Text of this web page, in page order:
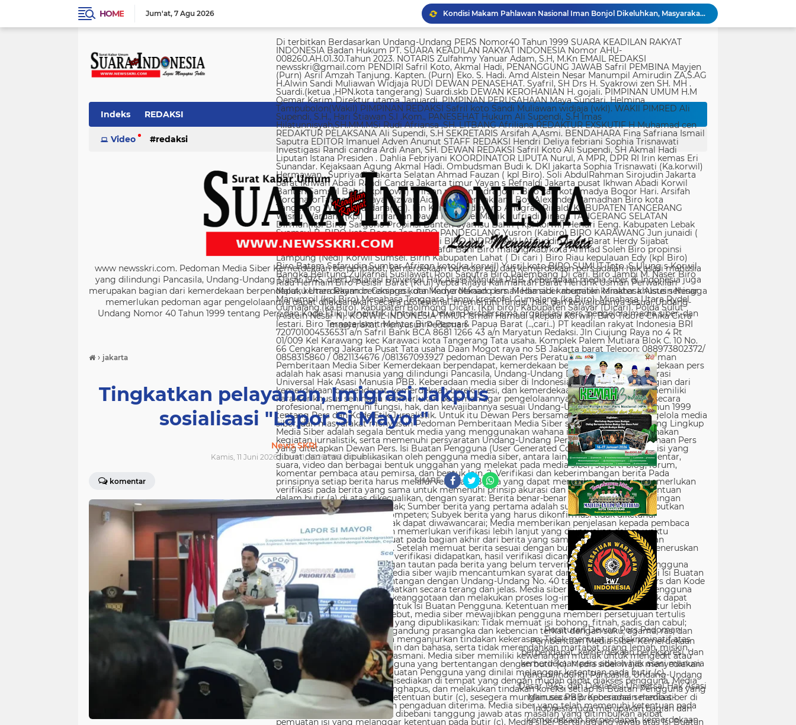
HOME Jum'at 7 Agu 2026
Kondisi Makam Pahlawan Nasional Iman Bonjol Dikeluhkan, Masyarakat Harap Pemerintah Segera Lakukan Pembenahan
PWI Kota Tangerang Serahkan SK ke Kesbangpol, Wawan Fauzi: Peran Media Bisa Berdampak Besar hingga Fatal
KAPOLDA JABAR TINJAU LAHAN PENANAMAN BIBIT BAWANG PUTIH DI CIATER, DUKUNG PROGRAM KETAHANAN PANGAN NASIONAL
Yusril sebut hukuman mati koruptor sudah diatur dalam Undang-Undang
Imigrasi Semarang deportasi empat warga China buronan pemerintah
Di terbitkan Berdasarkan Undang-Undang PERS Nomor40 Tahun 1999 SUARA KEADILAN RAKYAT INDONESIA Badan Hukum PT. SUARA KEADILAN RAKYAT INDONESIA Nomor AHU-008260.AH.01.30.Tahun 2023. NOTARIS Zulfahmy Yanuar Adam, S.H, M.Kn EMAIL REDAKSI newsskri@gmail.com PENDIRI Safril Koto, Akmal Hadi, PENANGGUNG JAWAB Safril PEMBINA Mayjen (Purn) Asril Amzah Tanjung. Kapten. (Purn) Eko. S. Hadi. Amd Alstein Nesar Manumpil Amirudin ZA,S.AG H.Alwin Sandi Muliawan Widjaja RUDI DEWAN PENASEHAT. Syafril, SH Drs H. Syakrowi zen SH. MH . Suardi.(ketua ,HPN.kota tangerang) Suardi.skb DEWAN KEROHANIAN H. gojali. PIMPINAN UMUM H.M Qemar Karim Direktur utama Januardi. PIMPINAN PERUSAHAAN Maya Sundari. Helmina Tampubolon(Wakil) PIMPINAN REDAKSI Safril koto Sandi Muliawan widjaja (wkl). WAKIl PIMRED Ali Supendi, S.H., Hari Stiawan S.I .Kom., PANESEHAT Hukum Ali Supendi, S.H Imas Hilatunnisyah,SH.MM.MSi Rudi Afriansa ,SH. LITBANG Afriliana REDAKTUR EXSKUTIF H Muhamad cen REDAKTUR PELAKSANA Ali Supendi, S.H SEKRETARIS Arsifah A,Asmi. BENDAHARA Fina Safriana Ismail Saputra EDITOR Imanuel Adven Anunut STAFF REDAKSI Hendri Deliya febriani Sophia Trisnawati Investigasi Randi candra Ardi Anan, SH. DEWAN REDAKSI Safril Koto Ali Supendi, SH Akmal Hadi Liputan Istana Presiden . Dahlia Febriyani KOORDINATOR LIPUTA Nurul, A MPR, DPR RI Irin kemas Eri Sunandar. Kejaksaan Agung Akmal Hadi. Ombudsman Budi k. DKI jakarta Sophia Trisnawati (Ka.korwil) Hermawan . Supriyadi. Jakarta Selatan Ahmad Fauzan ( kpl Biro). Soli AbdulRahman Sirojudin Jakarta barat Ikhwan Abadi Randi Candra Jakarta timur Yayan s Refnaldi Jakarta pusat Ikhwan Abadi Korwil Banten Samsul Bahri (kpl kowil) Wirson risman Indra joni . Biro kab/kota madya Bogor Hari. Arsifah KordinatorTangerang raya Rizwan Aidil ( kpl. Perwakilan). Boy Alexander Ramadhan Biro kota Tangerang Wisnu Wardana(kpl). Irin Kamas Andriyano Anugrah Rinaldi KABUPATEN TANGERANG Wisnu Wardana (kpl) Nuriyaman David Natanael Manik Sufriadi Sinaga TANGERANG SELATAN Dirman(kpl Biro) Sargono Propinsi Banten Syamsu Bahri ( kpl korwil) Hendri Eeng. Kabupaten Lebak Syamsul B. BIRO kota Bogor Jon BIRO PANDEGLANG Yusron (Kabiro) BIRO KARAWANG Jun junaidi ( kpl Biro) Ugi . BIRO KUNINGAN Nurhadi BIRO INDRAMAYU Afifuddin Jawa Barat Herdy Sijabat (kapowil). BIRO JAWA TIMUR Sofiyan Saful Bahi Biro malang kab/kota Ahmad Soleh Biro propinsi Lampung (Nedi) Korwil Sumsel. Birin Kabupaten Lahat ( Di cari ) Biro Riau kepulauan Edy (kpl Biro) Biro Batam Safarudin Sumbar Afrizon koto(ka korwil) Yusril koto BIRO SUMUT Toto. S Ulung s Korwil Bangka Belitung Zulkarnai Susilawati Roni Saputra Biro Palembang Di cari. Biro Jambi M. Naser Biro Riau Hermain Biro Pesisir Barat (Krui) yepta Rijaya Kalimantan Barat Hendrik Usman Perwakilan Maluku Utara Raymon Caniago kota Madya Manado Ismail Hamadi kabupaten Minahasa Alstein Nesar Manumpil (kpl Biro) Menahasa Tenggara Hanny krestofel Gumalang (ka.Biro). Minahasa Utara Rydel Gumalang.(ka.Biro). kabupaten Bolmong Dicari. (Kpl biro). Kabupaten Salayar (Dicari). Polda Sulut (Alstein Nesar N). KORWIL INDONESIA TIMUR Ismail Hamadi .(kepala Korwil). Biro Tidore Chika Citra lestari. Biro Ternate Ismit Mohtar Biro Papua & Papua Barat (..,cari..) PT keadilan rakyat Indonesia BRI 720701004536531 a/n Safril Bank BCA 8681 1266 43 a/n Maryatun Redaksi. Jln Ciujung Raya no 4 Rt 01/009 Kel Karawang kec Karawaci kota Tangerang Tata usaha. Komplek Palem Mutiara Blok C. 10 No. 66 Cengkareng Jakarta Pusat Tata usaha Daan Mogot raya no 5B Jakarta barat Telepon: 088973802372/ 0858315860 / 0821134676 /081367093927 pedoman Dewan Pers Peraturan Dewan Pers Pedoman Pemberitaan Media Siber Kemerdekaan berpendapat, kemerdekaan berekspresi, dan kemerdekaan pers adalah hak asasi manusia yang dilindungi Pancasila, Undang-Undang Dasar 1945, dan Deklarasi Universal Hak Asasi Manusia PBB. Keberadaan media siber di Indonesia juga merupakan bagian dari kemerdekaan berpendapat, kemerdekaan berekspresi, dan kemerdekaan pers. Media siber memiliki karakter khusus sehingga memerlukan pedoman agar pengelolaannya dapat dilaksanakan secara profesional, memenuhi fungsi, hak, dan kewajibannya sesuai Undang-Undang Nomor 40 Tahun 1999 tentang Pers dan Kode Etik Jurnalistik. Untuk itu Dewan Pers bersama organisasi pers, pengelola media siber, dan masyarakat menyusun Pedoman Pemberitaan Media Siber sebagai berikut: 1. Ruang Lingkup Media Siber adalah segala bentuk media yang menggunakan wahana internet dan melaksanakan kegiatan jurnalistik, serta memenuhi persyaratan Undang-Undang Pers dan Standar Perusahaan Pers yang ditetapkan Dewan Pers. Isi Buatan Pengguna (User Generated Content) adalah segala isi yang dibuat dan atau dipublikasikan oleh pengguna media siber, antara lain, artikel, gambar, komentar, suara, video dan berbagai bentuk unggahan yang melekat pada media siber, seperti blog, forum, komentar pembaca atau pemirsa, dan bentuk lain. 2. Verifikasi dan keberimbangan berita Pada prinsipnya setiap berita harus melalui verifikasi. Berita yang dapat merugikan pihak lain memerlukan verifikasi pada berita yang sama untuk memenuhi prinsip akurasi dan keberimbangan. Ketentuan dalam butir (a) di atas dikecualikan, dengan syarat: Berita benar-benar mengandung kepentingan publik yang bersifat mendesak; Sumber berita yang pertama adalah sumber yang jelas disebutkan identitasnya, kredibel dan kompeten; Subyek berita yang harus dikonfirmasi tidak diketahui keberadaannya dan atau tidak dapat diwawancarai; Media memberikan penjelasan kepada pembaca bahwa berita tersebut masih memerlukan verifikasi lebih lanjut yang diupayakan dalam waktu secepatnya. Penjelasan dimuat pada bagian akhir dari berita yang sama, di dalam kurung dan menggunakan huruf miring. Setelah memuat berita sesuai dengan butir (c), media wajib meneruskan upaya verifikasi, dan setelah verifikasi didapatkan, hasil verifikasi dicantumkan pada berita pemutakhiran (update) dengan tautan pada berita yang belum terverifikasi. 3. Isi Buatan Pengguna (User Generated Content) Media siber wajib mencantumkan syarat dan ketentuan mengenai Isi Buatan Pengguna yang tidak bertentangan dengan Undang-Undang No. 40 tahun 1999 tentang Pers dan Kode Etik Jurnalistik, yang ditempatkan secara terang dan jelas. Media siber mewajibkan setiap pengguna untuk melakukan registrasi keanggotaan dan melakukan proses log-in terlebih dahulu untuk dapat mempublikasikan semua bentuk Isi Buatan Pengguna. Ketentuan mengenai log-in akan diatur lebih lanjut. Dalam registrasi tersebut, media siber mewajibkan pengguna memberi persetujuan tertulis bahwa Isi Buatan Pengguna yang dipublikasikan: Tidak memuat isi bohong, fitnah, sadis dan cabul; Tidak memuat isi yang mengandung prasangka dan kebencian terkait dengan suku, agama, ras, dan antargolongan (SARA), serta menganjurkan tindakan kekerasan; Tidak memuat isi diskriminatif atas dasar perbedaan jenis kelamin dan bahasa, serta tidak merendahkan martabat orang lemah, miskin, sakit, cacat jiwa, atau cacat jasmani. Media siber memiliki kewenangan mutlak untuk mengedit atau menghapus Isi Buatan Pengguna yang bertentangan dengan butir (c). Media siber wajib menyediakan mekanisme pengaduan Isi Buatan Pengguna yang dinilai melanggar ketentuan pada butir (c). Mekanisme tersebut harus disediakan di tempat yang dengan mudah dapat diakses pengguna. Media siber wajib menyunting, menghapus, dan melakukan tindakan koreksi setiap Isi Buatan Pengguna yang dilaporkan dan melanggar ketentuan butir (c), sesegera mungkin secara proporsional selambat-lambatnya 2 x 24 jam setelah pengaduan diterima. Media siber yang telah memenuhi ketentuan pada butir (a), (b), (c), dan (f) tidak dibebani tanggung jawab atas masalah yang ditimbulkan akibat pemuatan isi yang melanggar ketentuan pada butir (c). Media siber bertanggung jawab atas Isi Buatan Pengguna yang dilaporkan bila tidak mengambil tindakan koreksi setelah batas waktu sebagaimana tersebut pada butir (f). 4. Ralat, Koreksi, dan Hak Jawab Ralat, koreksi, dan hak jawab mengacu pada Undang-Undang Pers, Kode Etik Jurnalistik, dan Pedoman Hak Jawab yang ditetapkan Dewan Pers. Ralat, koreksi dan atau hak jawab wajib ditautkan pada berita yang diralat, dikoreksi atau yang diberi hak jawab. Di setiap berita ralat, koreksi, dan hak jawab wajib dicantumkan waktu pemuatan ralat, koreksi, dan atau hak jawab tersebut. Bila suatu berita media siber tertentu disebarluaskan media siber lain, maka: Tanggung jawab media siber pembuat berita terbatas pada berita yang dipublikasikan di media siber tersebut atau media siber yang berada di bawah otoritas teknisnya; Koreksi berita yang dilakukan oleh sebuah media siber, juga harus dilakukan oleh media siber lain yang mengutip berita dari media siber yang dikoreksi itu; Media yang menyebarluaskan berita dari sebuah media siber dan tidak melakukan koreksi atas berita sesuai yang dilakukan oleh media siber pemilik dan atau pembuat berita tersebut, bertanggung jawab penuh atas semua akibat hukum dari berita yang tidak dikoreksinya itu. Sesuai dengan Undang-Undang Pers, media siber yang tidak melayani hak jawab dapat dijatuhi sanksi hukum pidana denda paling banyak Rp500.000.000 (Lima ratus juta rupiah). 5. Pencabutan Berita Berita yang sudah dipublikasikan tidak dapat dicabut karena alasan penyensoran dari pihak luar redaksi, kecuali terkait masalah SARA, kesusilaan, masa depan anak, pengalaman traumatik korban atau berdasarkan pertimbangan khusus lain yang ditetapkan Dewan Pers. Media siber lain wajib mengikuti pencabutan kutipan berita dari media asal yang telah dicabut. Pencabutan berita wajib disertai dengan alasan pencabutan dan diumumkan kepada publik. 6. Iklan Media siber wajib membedakan dengan tegas antara produk berita dan iklan. Setiap berita/artikel/isi yang merupakan iklan dan atau isi berbayar wajib mencantumkan keterangan ”advertorial”, ”iklan”, ”ads”, ”spons
Indeks REDAKSI
Video redaksi
www newsskri.com. Pedoman Media Siber Kemerdekaan berpendapat, kemerdekaan berekspresi, dan kemerdekaan pers adalah hak asasi manusia
yang dilindungi Pancasila, Undang-Undang Dasar 1945, dan Deklarasi Universal Hak Asasi Manusia PBB. Keberadaan media siber di Indonesia juga
merupakan bagian dari kemerdekaan berpendapat, kemerdekaan berekspresi, dan kemerdekaan pers. Media siber memiliki karakter khusus sehingga
memerlukan pedoman agar pengelolaannya dapat dilaksanakan secara profesional, memenuhi fungsi, hak, dan kewajibannya sesuai Undang-
Undang Nomor 40 Tahun 1999 tentang Pers dan Kode Etik Jurnalistik. Untuk itu Dewan Persbersama organisasi pers, pengelola media siber, dan
masyarakat menyusun Pedoman
› jakarta
Tingkatkan pelayanan, Imigrasi Jakpus
sosialisasi "Lapor Si Mayor"
News SKRI
Kamis, 11 Juni 2026 | Juni 11, 2026 WIB | 0Views
komentar SHARE
Peraturan Dewan Pers Pedoman
Pemberitaan Media Siber Kemerdekaan
berpendapat, kemerdekaan berekspresi, dan
kemerdekaan pers adalah hak asasi manusia
yang dilindungi Pancasila, Undang-Undang
Dasar 1945, dan Deklarasi Universal Hak Asasi
Manusia PBB. Keberadaan media siber di
Indonesia juga merupakan bagian dari
kemerdekaan berpendapat, kemerdekaan